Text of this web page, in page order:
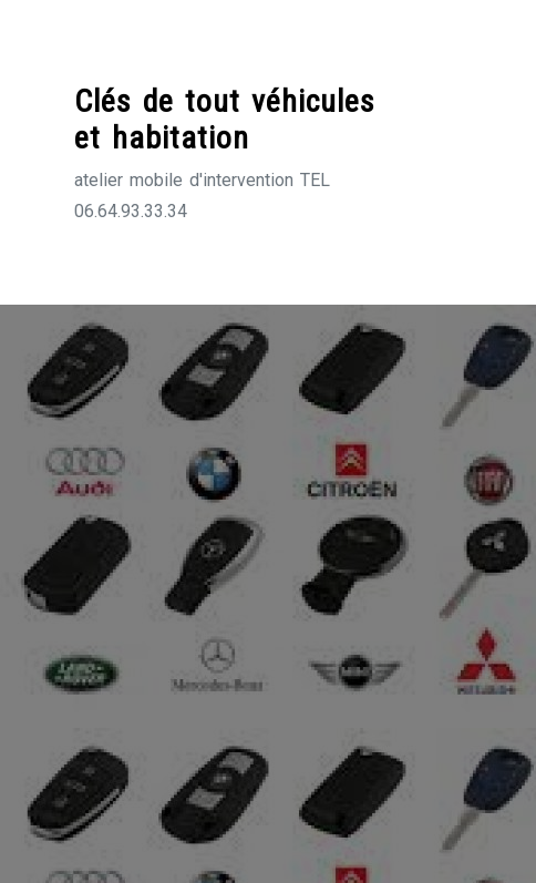
Clés de tout véhicules
et habitation
atelier mobile d'intervention TEL
06.64.93.33.34